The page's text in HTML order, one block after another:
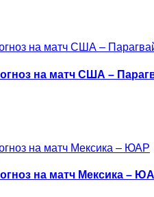
на матч США –
на матч Мексика –